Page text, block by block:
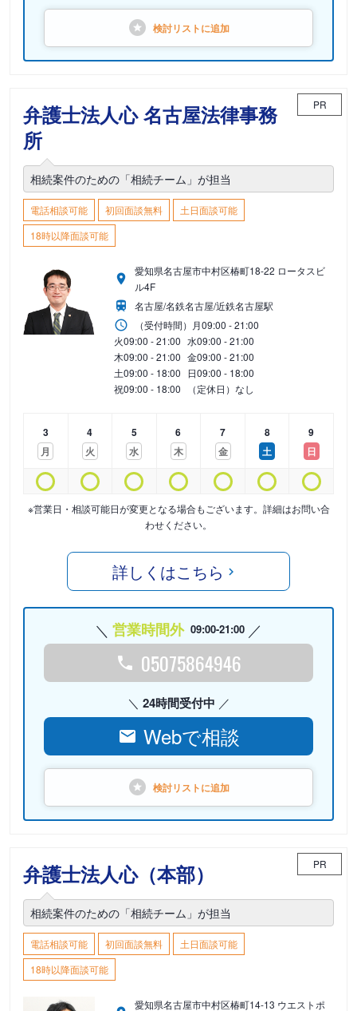
検討リストに追加
弁護士法人心 名古屋法律事務
所
PR
相続案件のための「相続チーム」が担当
電話相談可能 初回面談無料
土日面談可能
18時以降面談可能
愛知県名古屋市中村区椿町18-22 ロータスビ
ル4F
名古屋/名鉄名古屋/近鉄名古屋駅
（受付時間） 月09:00 - 21:00
火09:00 - 21:00 水09:00 - 21:00
木09:00 - 21:00 金09:00 - 21:00
土09:00 - 18:00 日09:00 - 18:00
祝09:00 - 18:00 （定休日）なし
3
月
4
火
5
水
6
木
7
金
8
土
9
日
※営業日・相談可能日が変更となる場合もございます。詳細はお問い合
わせください。
詳しくはこちら
営業時間外 09:00-21:00
05075864946
24時間受付中
Webで相談
検討リストに追加
弁護士法人心（本部） PR
相続案件のための「相続チーム」が担当
電話相談可能 初回面談無料
土日面談可能
18時以降面談可能
愛知県名古屋市中村区椿町14-13 ウエストポ